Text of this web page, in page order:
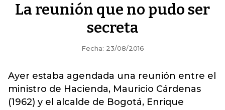
La reunión que no pudo ser
secreta
Fecha: 23/08/2016
Ayer estaba agendada una reunión entre el
ministro de Hacienda, Mauricio Cárdenas
(1962) y el alcalde de Bogotá, Enrique